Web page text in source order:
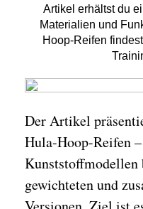
Artikel erhältst du
Materialien und
Hoop-Reifen
Der Artikel
Hula-Hoop-Reifen
Kunststoffmodellen
gewichteten und